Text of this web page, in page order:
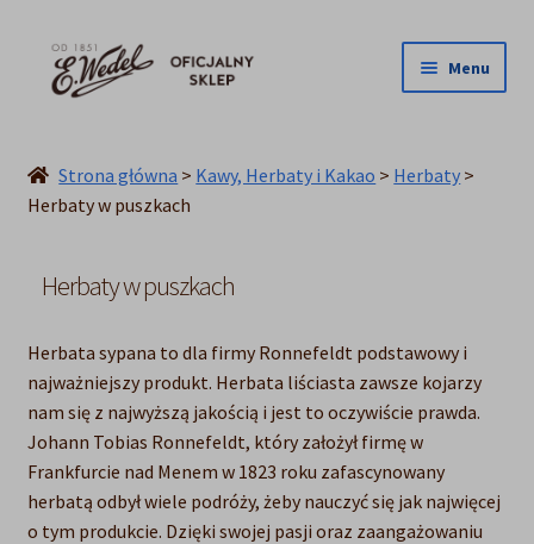
Przejdź
Przejdź
Menu
PRALINY
TORCIKI
DLA DZIECI
HOME COOKING
INNE
PREZENTY
PROMOCJE DO -50%
Strona główna > Kawy, Herbaty i Kakao > Herbaty >
Herbaty w puszkach
Herbaty w puszkach
Herbata sypana to dla firmy Ronnefeldt podstawowy i
najważniejszy produkt. Herbata liściasta zawsze kojarzy
nam się z najwyższą jakością i jest to oczywiście prawda.
Johann Tobias Ronnefeldt, który założył firmę w
Frankfurcie nad Menem w 1823 roku zafascynowany
herbatą odbył wiele podróży, żeby nauczyć się jak najwięcej
o tym produkcie. Dzięki swojej pasji oraz zaangażowaniu